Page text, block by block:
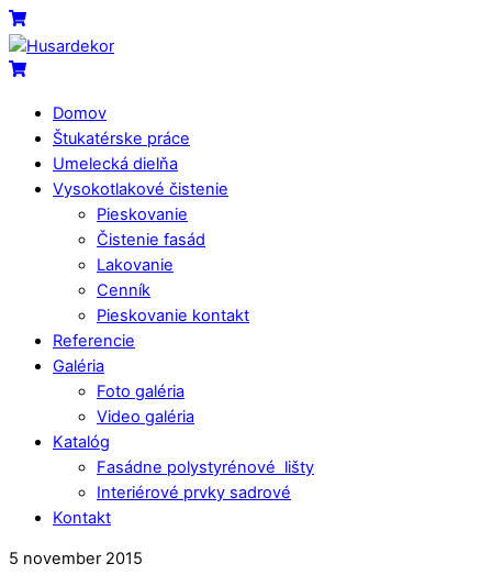
Skip
to
content
Menu
Cart
Cart
Domov
Štukatérske práce
Umelecká dielňa
Vysokotlakové čistenie
Pieskovanie
Čistenie fasád
Lakovanie
Cenník
Pieskovanie kontakt
Referencie
Galéria
Foto galéria
Video galéria
Katalóg
Fasádne polystyrénové lišty
Interiérové prvky sadrové
Kontakt
Close
Close
5 november 2015